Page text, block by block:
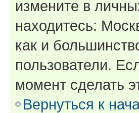
измените в
находитесь:
как и
пользователи.
момент сделать
Вернуться к